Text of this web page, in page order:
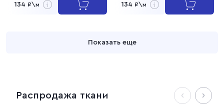
134 ₽\м 134 ₽\м
Показать еще
Распродажа ткани